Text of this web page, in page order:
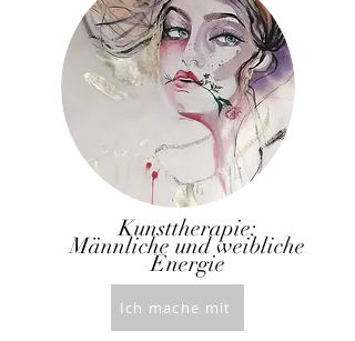
Kunsttherapie:
Männliche und weibliche
Energie
Ich mache mit